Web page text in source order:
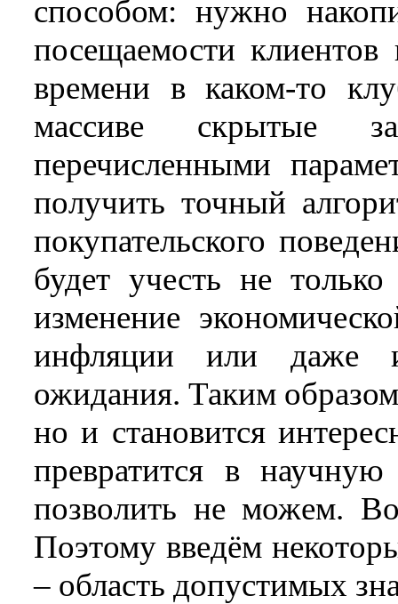
способом: нужно
посещаемости
времени в каком-то
массиве скрытые
перечисленными
получить точный
покупательского
будет учесть не
изменение
инфляции или даже
ожидания. Таким
но и становится
превратится в
позволить не можем.
Поэтому введём
– область допустимых